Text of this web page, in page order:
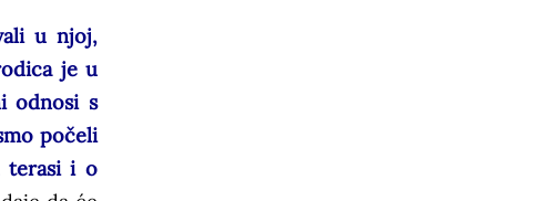
u njoj,
je u
odnosi s
počeli
terasi i o